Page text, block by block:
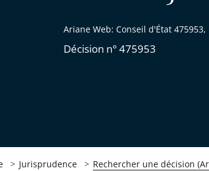
Ariane Web: Conseil d'État 475953,
Décision n° 475953
Jurisprudence Rechercher une décision